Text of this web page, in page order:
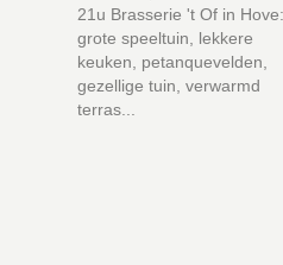
21u Brasserie 't Of in Hove:
grote speeltuin, lekkere
keuken, petanquevelden,
gezellige tuin, verwarmd
terras...